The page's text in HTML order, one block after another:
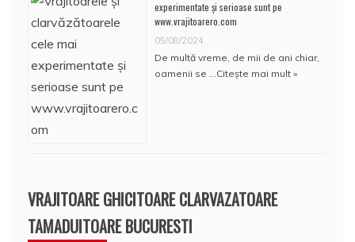
experimentate și serioase sunt pe
www.vrajitoarero.com
05/08/2024
De multă vreme, de mii de ani chiar,
oamenii se … Citește mai mult »
VRAJITOARE GHICITOARE CLARVAZATOARE
TAMADUITOARE BUCURESTI